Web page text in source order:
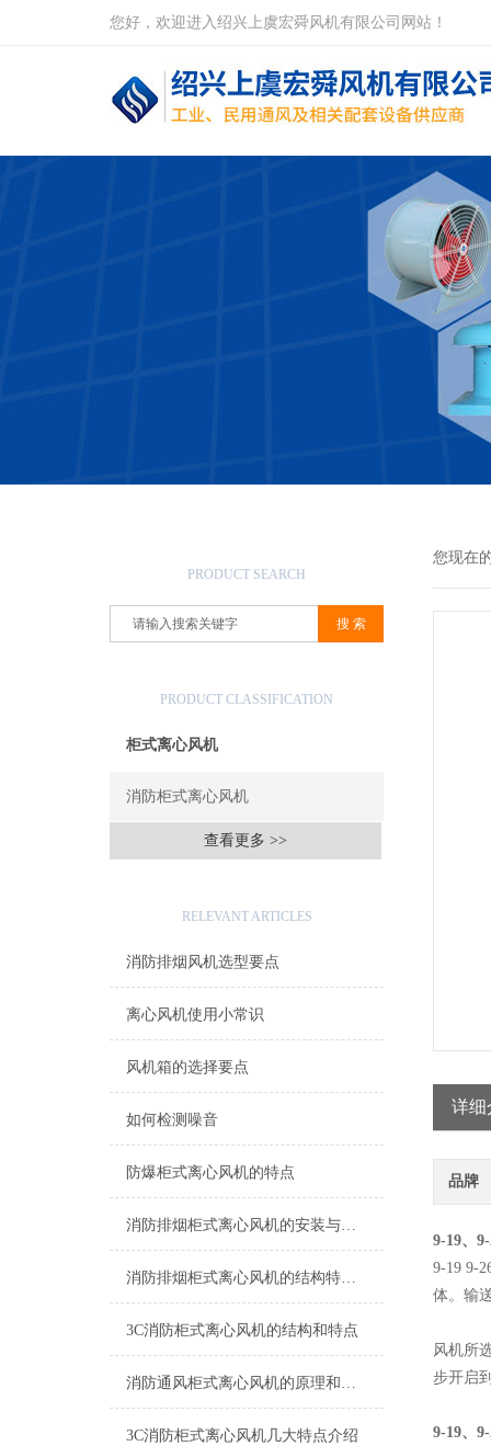
您好，欢迎进入绍兴上虞宏舜风机有限公司网站！
PRODUCT SEARCH
PRODUCT CLASSIFICATION
柜式离心风机
消防柜式离心风机
查看更多 >>
RELEVANT ARTICLES
消防排烟风机选型要点
离心风机使用小常识
风机箱的选择要点
如何检测噪音
防爆柜式离心风机的特点
消防排烟柜式离心风机的安装与调试指南说明
消防排烟柜式离心风机的结构特点和施工安装要求
3C消防柜式离心风机的结构和特点
消防通风柜式离心风机的原理和特点
3C消防柜式离心风机几大特点介绍
您现在
详细
品牌
9-19、
9-19 9-
体。输
风机所
步开启
9-19、